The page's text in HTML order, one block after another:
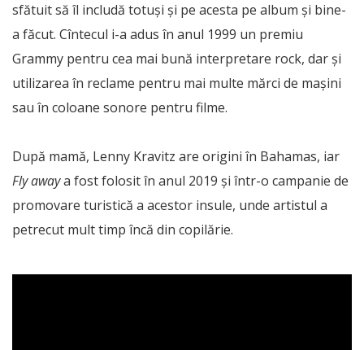
sfătuit să îl includă totuși și pe acesta pe album și bine-
a făcut. Cîntecul i-a adus în anul 1999 un premiu
Grammy pentru cea mai bună interpretare rock, dar și
utilizarea în reclame pentru mai multe mărci de mașini
sau în coloane sonore pentru filme.
După mamă, Lenny Kravitz are origini în Bahamas, iar
Fly awaya fost folosit în anul 2019 și într-o campanie de
promovare turistică a acestor insule, unde artistul a
petrecut mult timp încă din copilărie.